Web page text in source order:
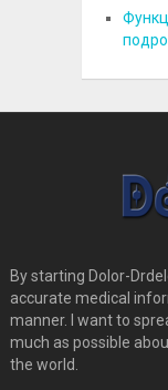
By starting Dolor-
accurate medical
manner. I want to
much as possible
the world.